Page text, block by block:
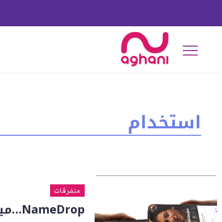
استخدام
متفرقات
NameDrop…ميزة IOS 17 لتبادل جهات الاتصال